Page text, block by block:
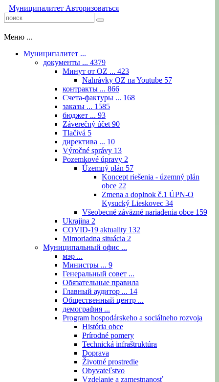
Муниципалитет Авторизоваться
Меню ...
Муниципалитет ...
документы ... 4379
Минут от OZ ... 423
Nahrávky OZ na Youtube 57
контракты ... 866
Счета-фактуры ... 168
заказы ... 1585
бюджет ... 93
Záverečný účet 90
Tlačivá 5
директива ... 10
Výročné správy 13
Pozemkové úpravy 2
Územný plán 57
Koncept riešenia - územný plán
obce 22
Zmena a doplnok č.1 ÚPN-O
Kysucký Lieskovec 34
Všeobecné záväzné nariadenia obce 159
Ukrajina 2
COVID-19 aktuality 132
Mimoriadna situácia 2
Муниципальный офис ...
мэр ...
Министры ... 9
Генеральный совет ...
Обязательные правила
Главный аудитор ... 14
Общественный центр ...
демография ...
Program hospodárskeho a sociálneho rozvoja
História obce
Prírodné pomery
Technická infraštruktúra
Doprava
Životné prostredie
Obyvateľstvo
Vzdelanie a zamestnanosť